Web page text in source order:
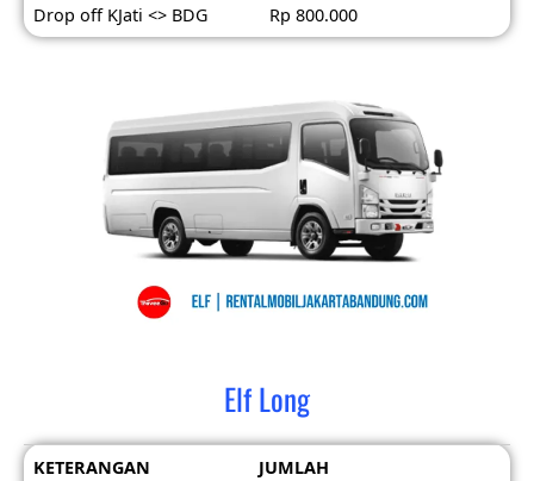
Drop off KJati <> BDG
Rp 800.000
Elf Long
KETERANGAN
JUMLAH